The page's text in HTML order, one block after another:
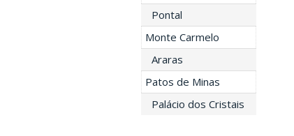
Pontal
Monte Carmelo
Araras
Patos de Minas
Palácio dos Cristais